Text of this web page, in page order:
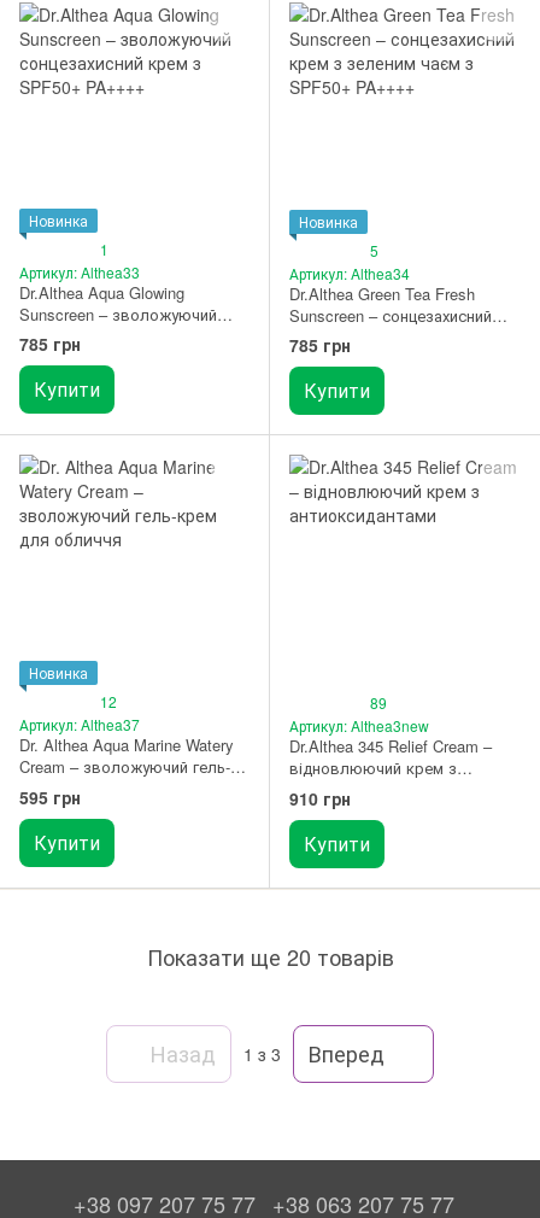
Новинка
1
Артикул: Althea33
Dr.Althea Aqua Glowing
Sunscreen – зволожуючий
сонцезахисний крем з SPF50+
PA++++
785 грн
Купити
Новинка
5
Артикул: Althea34
Dr.Althea Green Tea Fresh
Sunscreen – сонцезахисний
крем з зеленим чаєм з
SPF50+ PA++++
785 грн
Купити
Новинка
12
Артикул: Althea37
Dr. Althea Aqua Marine Watery
Cream – зволожуючий гель-
крем для обличчя 50 мл
595 грн
Купити
89
Артикул: Althea3new
Dr.Althea 345 Relief Cream –
відновлюючий крем з
антиоксидантами 50 мл
(ОНОВЛЕНИЙ)
910 грн
Купити
Показати ще 20 товарів
Назад 1 з 3 Вперед
+38 097 207 75 77 +38 063 207 75 77